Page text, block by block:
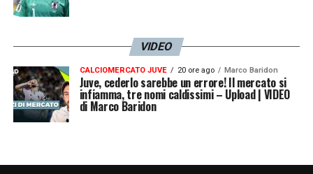
VIDEO
CALCIOMERCATO JUVE 20 ore ago Marco Baridon
Juve, cederlo sarebbe un errore! Il mercato si
infiamma, tre nomi caldissimi – Upload | VIDEO
di Marco Baridon